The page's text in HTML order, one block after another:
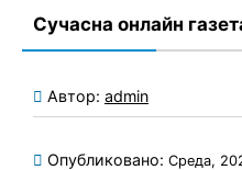
Сучасна онлайн
Автор: admin
Опубликовано: Среда,